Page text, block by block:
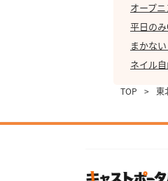
オープ
平日のみ
まかな
ネイル
TOP > 東